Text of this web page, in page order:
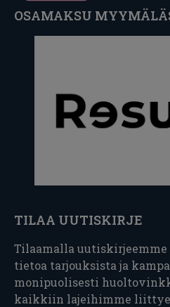
OSAMAKSU
TILAA UUTISKIRJE
Tilaamalla uutiskirjeemme
tietoa tarjouksista ja
monipuolisesti
kaikkiin lajeihimme